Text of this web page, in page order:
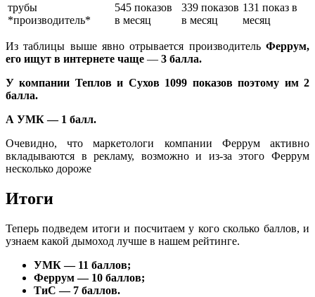
трубы
*производитель*
545 показов
в месяц
339 показов
в месяц
131 показ в
месяц
Из таблицы выше явно отрывается производитель Феррум,
его ищут в интернете чаще — 3 балла.
У компании Теплов и Сухов 1099 показов поэтому им 2
балла.
А УМК — 1 балл.
Очевидно, что маркетологи компании Феррум активно
вкладываются в рекламу, возможно и из-за этого Феррум
несколько дороже
Итоги
Теперь подведем итоги и посчитаем у кого сколько баллов, и
узнаем какой дымоход лучше в нашем рейтинге.
УМК — 11 баллов;
Феррум — 10 баллов;
ТиС — 7 баллов.